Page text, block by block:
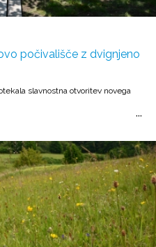
počivališče z dvignjeno
slavnostna otvoritev novega